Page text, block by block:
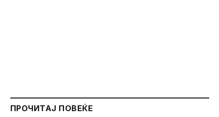
ПРОЧИТАЈ ПОВЕЌЕ